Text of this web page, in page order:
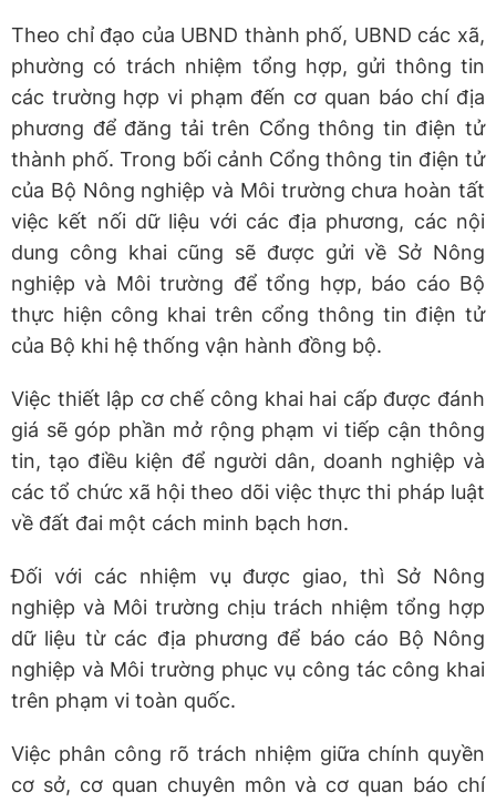
Theo chỉ đạo của UBND thành phố, UBND các xã,
phường có trách nhiệm tổng hợp, gửi thông tin
các trường hợp vi phạm đến cơ quan báo chí địa
phương để đăng tải trên Cổng thông tin điện tử
thành phố. Trong bối cảnh Cổng thông tin điện tử
của Bộ Nông nghiệp và Môi trường chưa hoàn tất
việc kết nối dữ liệu với các địa phương, các nội
dung công khai cũng sẽ được gửi về Sở Nông
nghiệp và Môi trường để tổng hợp, báo cáo Bộ
thực hiện công khai trên cổng thông tin điện tử
của Bộ khi hệ thống vận hành đồng bộ.
Việc thiết lập cơ chế công khai hai cấp được đánh
giá sẽ góp phần mở rộng phạm vi tiếp cận thông
tin, tạo điều kiện để người dân, doanh nghiệp và
các tổ chức xã hội theo dõi việc thực thi pháp luật
về đất đai một cách minh bạch hơn.
Đối với các nhiệm vụ được giao, thì Sở Nông
nghiệp và Môi trường chịu trách nhiệm tổng hợp
dữ liệu từ các địa phương để báo cáo Bộ Nông
nghiệp và Môi trường phục vụ công tác công khai
trên phạm vi toàn quốc.
Việc phân công rõ trách nhiệm giữa chính quyền
cơ sở, cơ quan chuyên môn và cơ quan báo chí